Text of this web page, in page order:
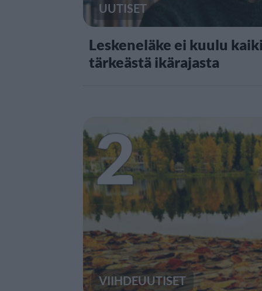
UUTISET
Leskeneläke ei kuulu
tärkeästä ikärajasta
2
VIIHDEUUTISET